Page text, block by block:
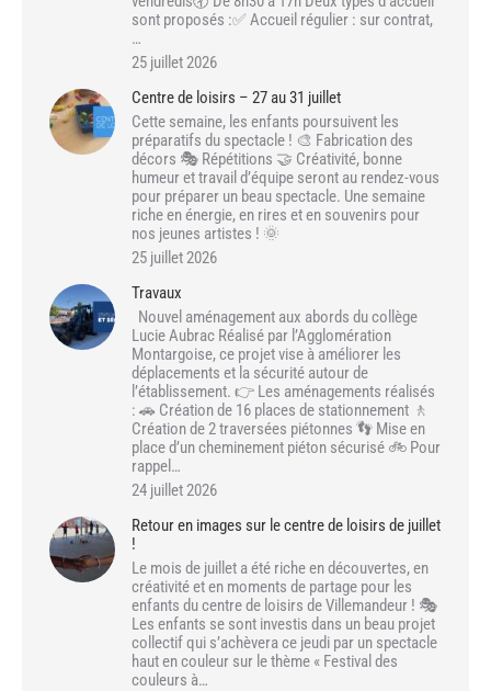
sont proposés :✅ Accueil régulier : sur contrat,
…
25 juillet 2026
Centre de loisirs – 27 au 31 juillet
Cette semaine, les enfants poursuivent les
préparatifs du spectacle ! 🎨 Fabrication des
décors 🎭 Répétitions 🤝 Créativité, bonne
humeur et travail d’équipe seront au rendez-vous
pour préparer un beau spectacle. Une semaine
riche en énergie, en rires et en souvenirs pour
nos jeunes artistes ! 🌞
25 juillet 2026
Travaux
Nouvel aménagement aux abords du collège
Lucie Aubrac Réalisé par l’Agglomération
Montargoise, ce projet vise à améliorer les
déplacements et la sécurité autour de
l’établissement. 👉 Les aménagements réalisés
: 🚗 Création de 16 places de stationnement 🚶
Création de 2 traversées piétonnes 👣 Mise en
place d’un cheminement piéton sécurisé 🚲 Pour
rappel…
24 juillet 2026
Retour en images sur le centre de loisirs de juillet
!
Le mois de juillet a été riche en découvertes, en
créativité et en moments de partage pour les
enfants du centre de loisirs de Villemandeur ! 🎭
Les enfants se sont investis dans un beau projet
collectif qui s’achèvera ce jeudi par un spectacle
haut en couleur sur le thème « Festival des
couleurs à…